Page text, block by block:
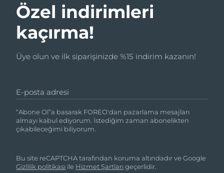
Özel indirimleri
kaçırma!
Üye olun ve ilk siparişinizde %15 indirim kazanın!
E-posta adresi
“Abone Ol”a basarak FOREO'dan pazarlama mesajları
almayı kabul ediyorum. İstediğim zaman abonelikten
çıkabileceğimi biliyorum.
Bu site reCAPTCHA tarafından koruma altındadır ve Google
Gizlilik politikası ile Hizmet Şartlarıgeçerlidir.